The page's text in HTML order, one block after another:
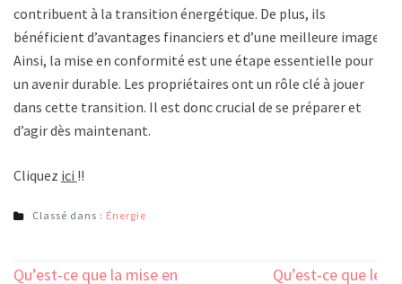
contribuent à la transition énergétique. De plus, ils
bénéficient d’avantages financiers et d’une meilleure image.
Ainsi, la mise en conformité est une étape essentielle pour
un avenir durable. Les propriétaires ont un rôle clé à jouer
dans cette transition. Il est donc crucial de se préparer et
d’agir dès maintenant.
Cliquez ici !!
Classé dans : Énergie
Navigation
Qu’est-ce que la mise en
Qu’est-ce que les